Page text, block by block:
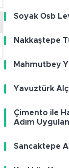
Soyak Osb
Nakkaştepe
Mahmutbey
Yavuztürk
Çimento ile
Adım
Sancaktepe